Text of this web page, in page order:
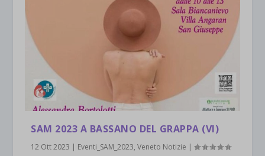
SAM 2023 A BASSANO DEL GRAPPA (VI)
12 Ott 2023 | Eventi_SAM_2023,Veneto Notizie |